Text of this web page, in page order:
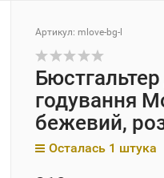
Артикул: mlove-bg-l
годування
бежевий,
Осталась 1 штука